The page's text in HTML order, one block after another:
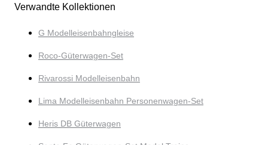
Verwandte Kollektionen
G Modelleisenbahngleise
Roco-Güterwagen-Set
Rivarossi Modelleisenbahn
Lima Modelleisenbahn Personenwagen-Set
Heris DB Güterwagen